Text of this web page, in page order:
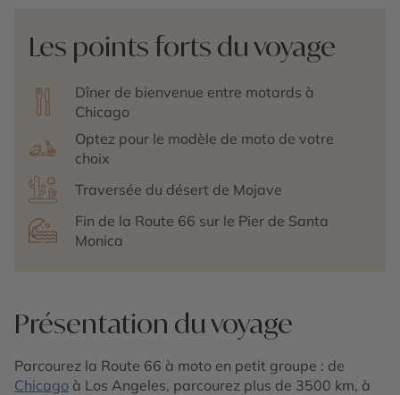
Les points forts du voyage
Dîner de bienvenue entre motards à
Chicago
Optez pour le modèle de moto de votre
choix
Traversée du désert de Mojave
Fin de la Route 66 sur le Pier de Santa
Monica
Présentation du voyage
Parcourez la Route 66 à moto en petit groupe : de
Chicago à Los Angeles, parcourez plus de 3500 km, à